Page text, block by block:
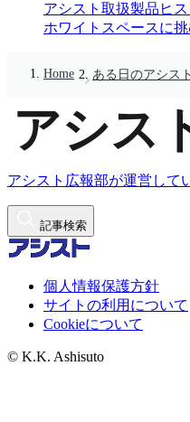
アシスト取扱製品ヒ
ホワイトスペースに
Home ある日のアシスト
アシスト広報部が運営して
記事検索
個人情報保護方針
サイトの利用について
Cookieについて
© K.K. Ashisuto